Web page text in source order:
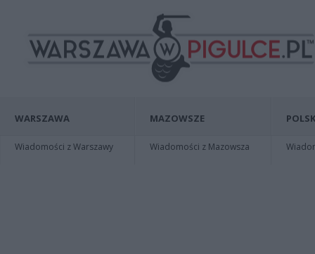
WARSZAWA
Wiadomości z Warszawy
MAZOWSZE
Wiadomości z Mazowsza